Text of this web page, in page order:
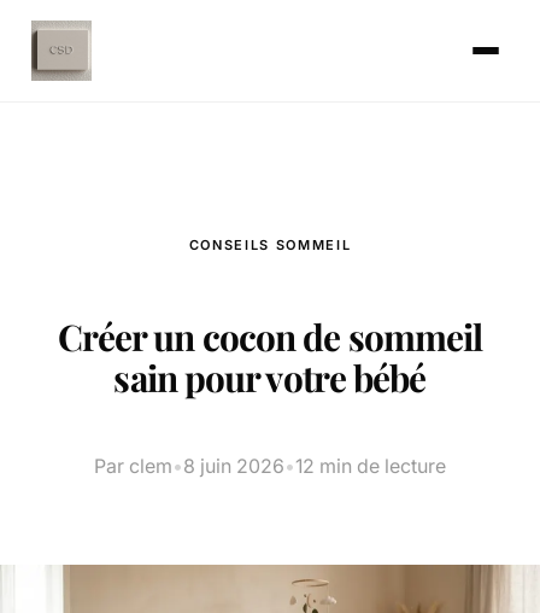
CONSEILS SOMMEIL
Créer un cocon de sommeil
sain pour votre bébé
Par clem•8 juin 2026•12 min de lecture